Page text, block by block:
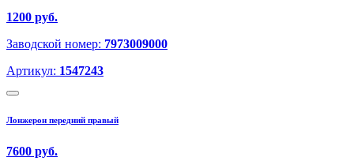
1200 руб.
Заводской номер: 7973009000
Артикул: 1547243
Лонжерон передний правый
7600 руб.